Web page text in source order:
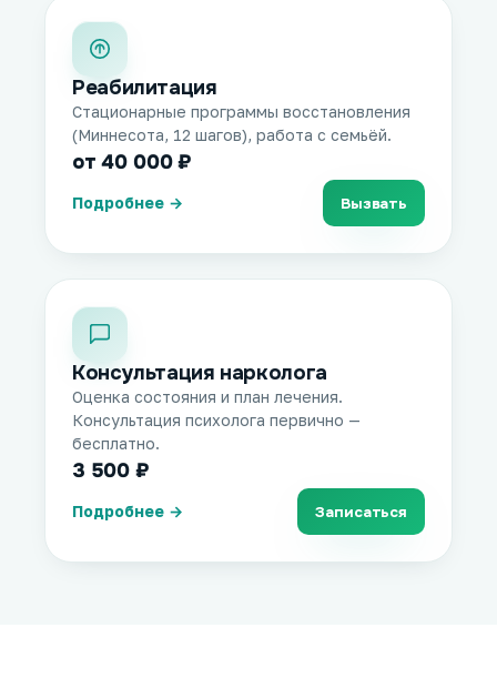
Реабилитация
Стационарные программы восстановления
(Миннесота, 12 шагов), работа с семьёй.
от 40 000 ₽
Подробнее → Вызвать
Консультация нарколога
Оценка состояния и план лечения.
Консультация психолога первично —
бесплатно.
3 500 ₽
Подробнее → Записаться